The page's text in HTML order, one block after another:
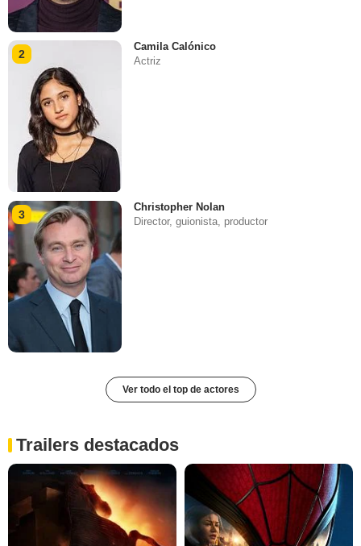
2
Camila Calónico
Actriz
3
Christopher Nolan
Director, guionista, productor
Ver todo el top de actores
Trailers destacados